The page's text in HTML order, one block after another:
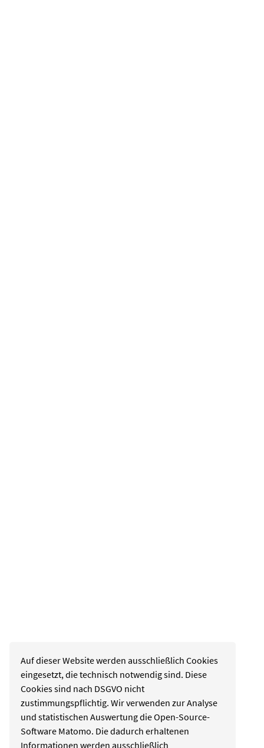
Auf dieser Website werden ausschließlich Cookies
eingesetzt, die technisch notwendig sind. Diese
Cookies sind nach DSGVO nicht
zustimmungspflichtig. Wir verwenden zur Analyse
und statistischen Auswertung die Open-Source-
Software Matomo. Die dadurch erhaltenen
Informationen werden ausschließlich